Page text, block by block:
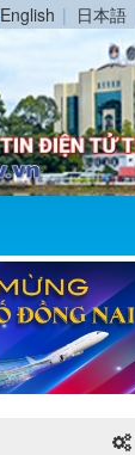
English 日本語